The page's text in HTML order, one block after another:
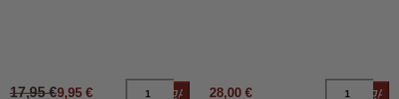
17,95 €9,95 € Añadir al carrito
28,00 €